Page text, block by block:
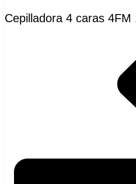
Cepilladora 4 caras 4FM